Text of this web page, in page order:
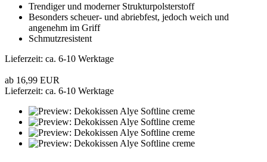
Trendiger und moderner Strukturpolsterstoff
Besonders scheuer- und abriebfest, jedoch weich und
angenehm im Griff
Schmutzresistent
Lieferzeit: ca. 6-10 Werktage
ab 16,99 EUR
Lieferzeit: ca. 6-10 Werktage